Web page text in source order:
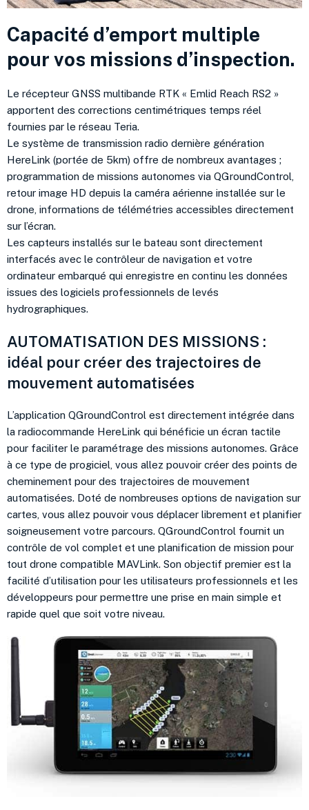
Capacité d’emport multiple
pour vos missions d’inspection.
Le récepteur GNSS multibande RTK « Emlid Reach RS2 »
apportent des corrections centimétriques temps réel
fournies par le réseau Teria.
Le système de transmission radio dernière génération
HereLink (portée de 5km) offre de nombreux avantages ;
programmation de missions autonomes via QGroundControl,
retour image HD depuis la caméra aérienne installée sur le
drone, informations de télémétries accessibles directement
sur l’écran.
Les capteurs installés sur le bateau sont directement
interfacés avec le contrôleur de navigation et votre
ordinateur embarqué qui enregistre en continu les données
issues des logiciels professionnels de levés
hydrographiques.
AUTOMATISATION DES MISSIONS :
idéal pour créer des trajectoires de
mouvement automatisées
L’application QGroundControl est directement intégrée dans
la radiocommande HereLink qui bénéficie un écran tactile
pour faciliter le paramétrage des missions autonomes. Grâce
à ce type de progiciel, vous allez pouvoir créer des points de
cheminement pour des trajectoires de mouvement
automatisées. Doté de nombreuses options de navigation sur
cartes, vous allez pouvoir vous déplacer librement et planifier
soigneusement votre parcours. QGroundControl fournit un
contrôle de vol complet et une planification de mission pour
tout drone compatible MAVLink. Son objectif premier est la
facilité d’utilisation pour les utilisateurs professionnels et les
développeurs pour permettre une prise en main simple et
rapide quel que soit votre niveau.